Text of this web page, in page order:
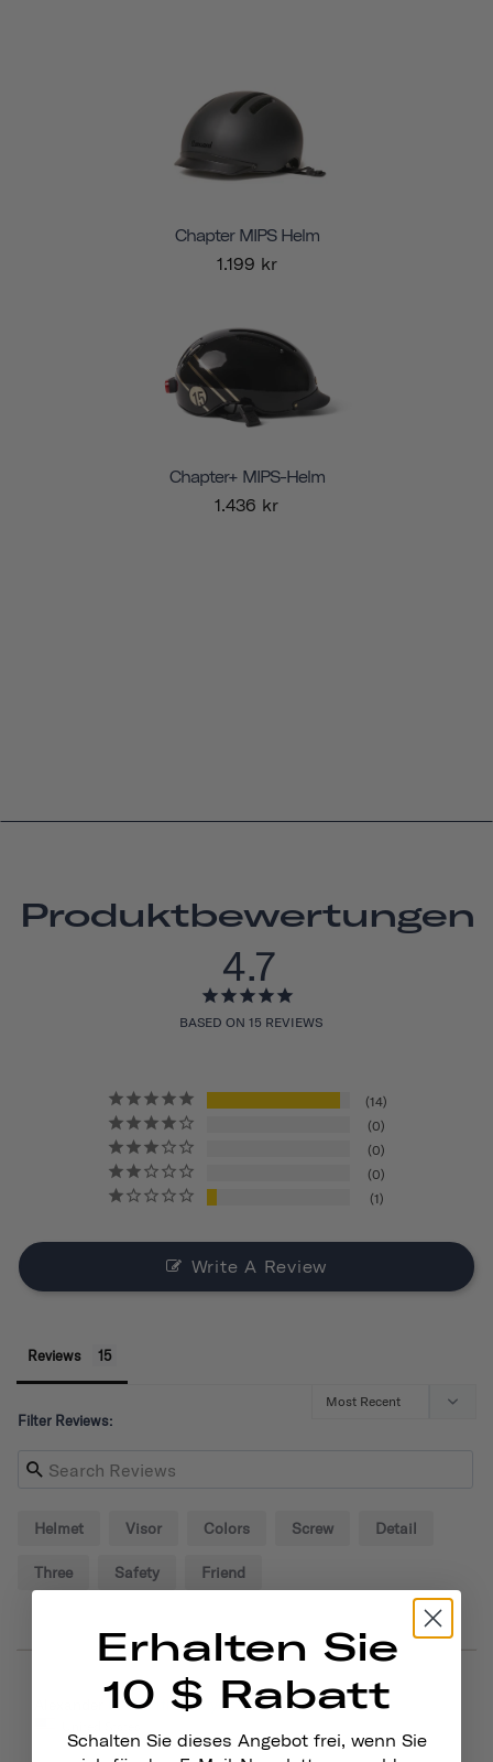
Chapter MIPS Helm
1.199 kr
Chapter+ MIPS-Helm
1.436 kr
Produktbewertungen
4.7
BASED ON 15 REVIEWS
14
0
0
0
1
Write A Review
Reviews
Filter Reviews:
Helmet Visor Colors Screw Detail
Three Safety Friend
09/02/2024
Alexander P.
Erhalten Sie
10 $ Rabatt
Schalten Sie dieses Angebot frei, wenn Sie